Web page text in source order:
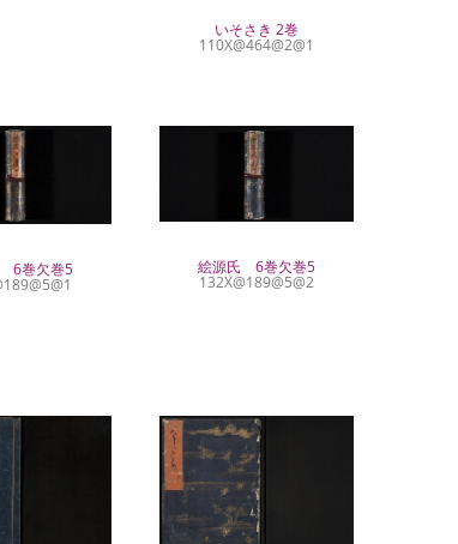
いそさき 2巻
110X@464@2@1
6巻欠巻5 絵源氏 6巻欠巻5
132X@189@5@2